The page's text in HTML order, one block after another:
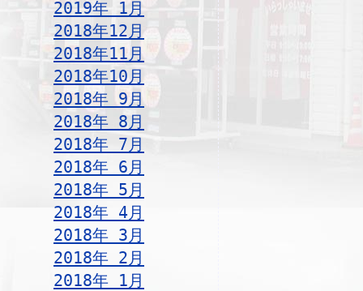
2019年 1月
2018年12月
2018年11月
2018年10月
2018年 9月
2018年 8月
2018年 7月
2018年 6月
2018年 5月
2018年 4月
2018年 3月
2018年 2月
2018年 1月